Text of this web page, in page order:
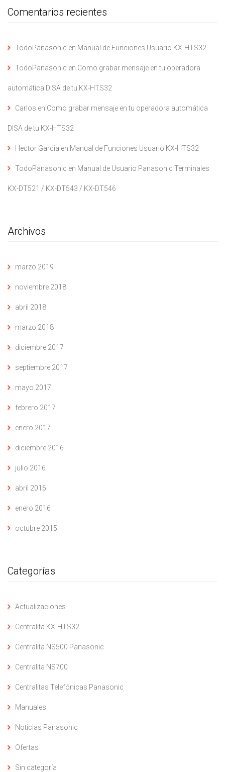
Comentarios recientes
TodoPanasonic en Manual de Funciones Usuario KX-HTS32
TodoPanasonic en Como grabar mensaje en tu operadora
automática DISA de tu KX-HTS32
Carlos en Como grabar mensaje en tu operadora automática
DISA de tu KX-HTS32
Hector Garcia en Manual de Funciones Usuario KX-HTS32
TodoPanasonic en Manual de Usuario Panasonic Terminales
KX-DT521 / KX-DT543 / KX-DT546
Archivos
marzo 2019
noviembre 2018
abril 2018
marzo 2018
diciembre 2017
septiembre 2017
mayo 2017
febrero 2017
enero 2017
diciembre 2016
julio 2016
abril 2016
enero 2016
octubre 2015
Categorías
Actualizaciones
Centralita KX-HTS32
Centralita NS500 Panasonic
Centralita NS700
Centralitas Telefónicas Panasonic
Manuales
Noticias Panasonic
Ofertas
Sin categoría